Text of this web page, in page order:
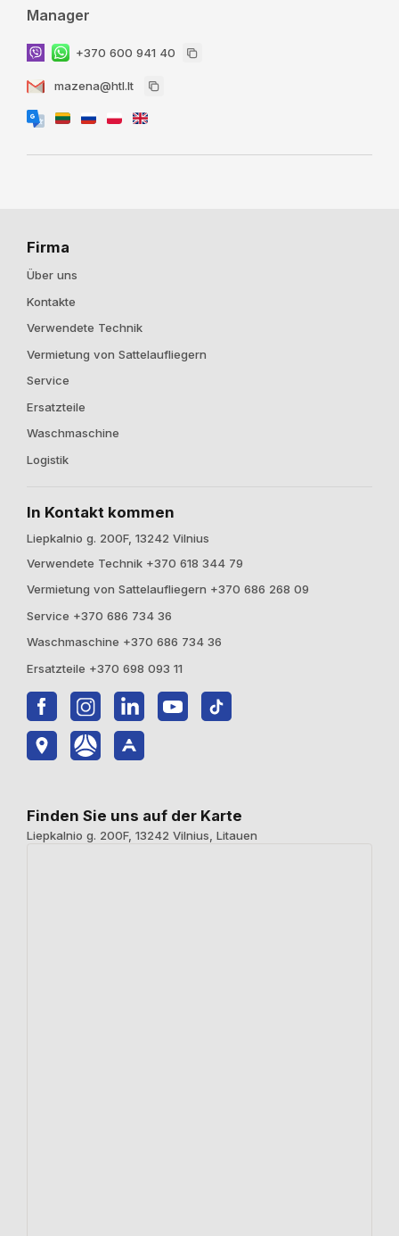
Manager
+370 600 941 40
mazena@htl.lt
Firma
Über uns
Kontakte
Verwendete Technik
Vermietung von Sattelaufliegern
Service
Ersatzteile
Waschmaschine
Logistik
In Kontakt kommen
Liepkalnio g. 200F, 13242 Vilnius
Verwendete Technik +370 618 344 79
Vermietung von Sattelaufliegern +370 686 268 09
Service +370 686 734 36
Waschmaschine +370 686 734 36
Ersatzteile +370 698 093 11
Finden Sie uns auf der Karte
Liepkalnio g. 200F, 13242 Vilnius, Litauen